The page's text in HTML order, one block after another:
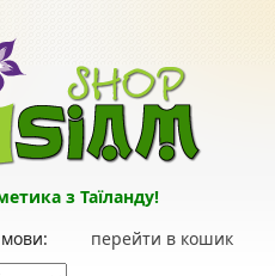
з Таїланду!
перейти в кошик